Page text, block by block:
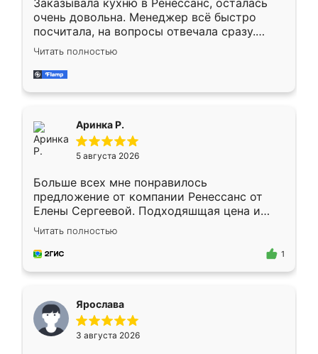
Заказывала кухню в Ренессанс, осталась
очень довольна. Менеджер всё быстро
посчитала, на вопросы отвечала сразу.
Замерщик приехал в субботу, подошёл к
делу со всей ответственностью. Собрали
за день, ребята работали аккуратно, даже
Читать полностью
Аринка Р.
5 августа 2026
Больше всех мне понравилось
предложение от компании Ренессанс от
Елены Сергеевой. Подходяшщая цена и
короткие сроки изготовления. Приехавший
для замера сотрудник Владислав
предложил по моему эскизу самый
Читать полностью
1
Ярослава
3 августа 2026